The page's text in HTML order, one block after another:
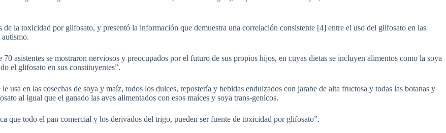
la toxicidad por glifosato, y presentó la información que demuestra una correlación consistente [4] entre el uso del glifosato en las
asistentes se mostraron nerviosos y preocupados por el futuro de sus propios hijos, en cuyas dietas se incluyen alimentos como la soya
el glifosato en sus constituyentes”.
en las cosechas de soya y maíz, todos los dulces, repostería y bebidas endulzados con jarabe de alta fructosa y todas las botanas y
al igual que el ganado las aves alimentados con esos maíces y soya trans-genicos.
que todo el pan comercial y los derivados del trigo, pueden ser fuente de toxicidad por glifosato”.